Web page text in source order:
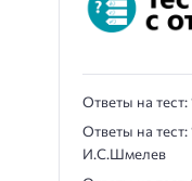
Ответы на
Ответы на тест:
И.С.Шмелев